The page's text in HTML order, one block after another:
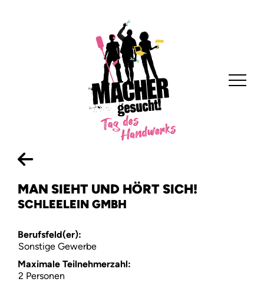
Anbieten
MAN SIEHT UND HÖRT SICH!
SCHLEELEIN GMBH
Berufsfeld(er):
Sonstige Gewerbe
Maximale Teilnehmerzahl:
2 Personen